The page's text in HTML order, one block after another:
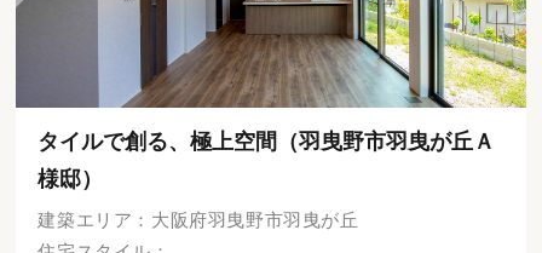
タイルで創る、極上空間（羽曳野市羽曳が丘Ａ
様邸）
建築エリア：大阪府羽曳野市羽曳が丘